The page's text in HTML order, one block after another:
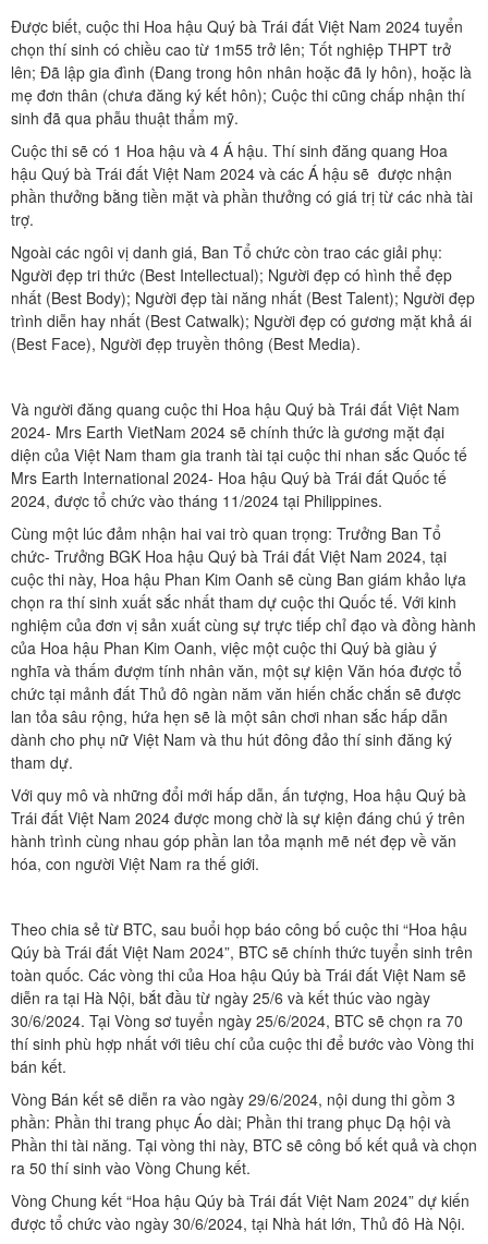
Được biết, cuộc thi Hoa hậu Quý bà Trái đất Việt Nam 2024 tuyển
chọn thí sinh có chiều cao từ 1m55 trở lên; Tốt nghiệp THPT trở
lên; Đã lập gia đình (Đang trong hôn nhân hoặc đã ly hôn), hoặc là
mẹ đơn thân (chưa đăng ký kết hôn); Cuộc thi cũng chấp nhận thí
sinh đã qua phẫu thuật thẩm mỹ.
Cuộc thi sẽ có 1 Hoa hậu và 4 Á hậu. Thí sinh đăng quang Hoa
hậu Quý bà Trái đất Việt Nam 2024 và các Á hậu sẽ được nhận
phần thưởng bằng tiền mặt và phần thưởng có giá trị từ các nhà tài
trợ.
Ngoài các ngôi vị danh giá, Ban Tổ chức còn trao các giải phụ:
Người đẹp tri thức (Best Intellectual); Người đẹp có hình thể đẹp
nhất (Best Body); Người đẹp tài năng nhất (Best Talent); Người đẹp
trình diễn hay nhất (Best Catwalk); Người đẹp có gương mặt khả ái
(Best Face), Người đẹp truyền thông (Best Media).
Và người đăng quang cuộc thi Hoa hậu Quý bà Trái đất Việt Nam
2024- Mrs Earth VietNam 2024 sẽ chính thức là gương mặt đại
diện của Việt Nam tham gia tranh tài tại cuộc thi nhan sắc Quốc tế
Mrs Earth International 2024- Hoa hậu Quý bà Trái đất Quốc tế
2024, được tổ chức vào tháng 11/2024 tại Philippines.
Cùng một lúc đảm nhận hai vai trò quan trọng: Trưởng Ban Tổ
chức- Trưởng BGK Hoa hậu Quý bà Trái đất Việt Nam 2024, tại
cuộc thi này, Hoa hậu Phan Kim Oanh sẽ cùng Ban giám khảo lựa
chọn ra thí sinh xuất sắc nhất tham dự cuộc thi Quốc tế. Với kinh
nghiệm của đơn vị sản xuất cùng sự trực tiếp chỉ đạo và đồng hành
của Hoa hậu Phan Kim Oanh, việc một cuộc thi Quý bà giàu ý
nghĩa và thấm đượm tính nhân văn, một sự kiện Văn hóa được tổ
chức tại mảnh đất Thủ đô ngàn năm văn hiến chắc chắn sẽ được
lan tỏa sâu rộng, hứa hẹn sẽ là một sân chơi nhan sắc hấp dẫn
dành cho phụ nữ Việt Nam và thu hút đông đảo thí sinh đăng ký
tham dự.
Với quy mô và những đổi mới hấp dẫn, ấn tượng, Hoa hậu Quý bà
Trái đất Việt Nam 2024 được mong chờ là sự kiện đáng chú ý trên
hành trình cùng nhau góp phần lan tỏa mạnh mẽ nét đẹp về văn
hóa, con người Việt Nam ra thế giới.
Theo chia sẻ từ BTC, sau buổi họp báo công bố cuộc thi “Hoa hậu
Qúy bà Trái đất Việt Nam 2024”, BTC sẽ chính thức tuyển sinh trên
toàn quốc. Các vòng thi của Hoa hậu Qúy bà Trái đất Việt Nam sẽ
diễn ra tại Hà Nội, bắt đầu từ ngày 25/6 và kết thúc vào ngày
30/6/2024. Tại Vòng sơ tuyển ngày 25/6/2024, BTC sẽ chọn ra 70
thí sinh phù hợp nhất với tiêu chí của cuộc thi để bước vào Vòng thi
bán kết.
Vòng Bán kết sẽ diễn ra vào ngày 29/6/2024, nội dung thi gồm 3
phần: Phần thi trang phục Áo dài; Phần thi trang phục Dạ hội và
Phần thi tài năng. Tại vòng thi này, BTC sẽ công bố kết quả và chọn
ra 50 thí sinh vào Vòng Chung kết.
Vòng Chung kết “Hoa hậu Qúy bà Trái đất Việt Nam 2024” dự kiến
được tổ chức vào ngày 30/6/2024, tại Nhà hát lớn, Thủ đô Hà Nội.